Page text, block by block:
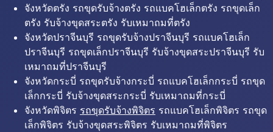
จังหวัดตรัง รถขุดรับจ้างตรัง รถแบคโฮเล็กตรัง รถขุดเล็ก
ตรัง รับจ้างขุดสระตรัง รับเหมาถมที่ตรัง
จังหวัดปราจีนบุรี รถขุดรับจ้างปราจีนบุรี รถแบคโฮเล็ก
ปราจีนบุรี รถขุดเล็กปราจีนบุรี รับจ้างขุดสระปราจีนบุรี รับ
เหมาถมที่ปราจีนบุรี
จังหวัดกระบี่ รถขุดรับจ้างกระบี่ รถแบคโฮเล็กกระบี่ รถขุด
เล็กกระบี่ รับจ้างขุดสระกระบี่ รับเหมาถมที่กระบี่
จังหวัดพิจิตร รถขุดรับจ้างพิจิตร รถแบคโฮเล็กพิจิตร รถขุด
เล็กพิจิตร รับจ้างขุดสระพิจิตร รับเหมาถมที่พิจิตร